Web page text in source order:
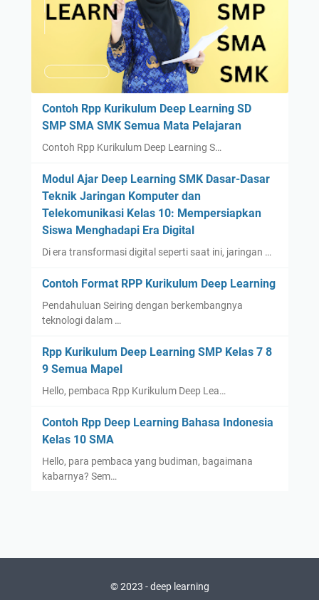
Contoh Rpp Kurikulum Deep Learning SD
SMP SMA SMK Semua Mata Pelajaran
Contoh Rpp Kurikulum Deep Learning S…
Modul Ajar Deep Learning SMK Dasar-Dasar
Teknik Jaringan Komputer dan
Telekomunikasi Kelas 10: Mempersiapkan
Siswa Menghadapi Era Digital
Di era transformasi digital seperti saat ini, jaringan …
Contoh Format RPP Kurikulum Deep Learning
Pendahuluan Seiring dengan berkembangnya
teknologi dalam …
Rpp Kurikulum Deep Learning SMP Kelas 7 8
9 Semua Mapel
Hello, pembaca Rpp Kurikulum Deep Lea…
Contoh Rpp Deep Learning Bahasa Indonesia
Kelas 10 SMA
Hello, para pembaca yang budiman, bagaimana
kabarnya? Sem…
© 2023 -deep learning